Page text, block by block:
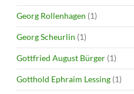
Georg Rollenhagen (1)
Georg Scheurlin (1)
Gottfried August Bürger (1)
Gotthold Ephraim Lessing (1)